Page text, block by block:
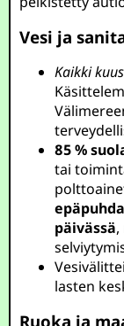
Vesi ja
Kaikki
85 %
tai
päivässä
lasten
Ruoka ja